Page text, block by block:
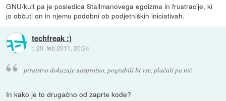
GNU/kult pa je posledica Stallmanovega egoizma in frustracije, ki
jo občuti on in njemu podobni ob podjetniških iniciativah.
techfreak :)
::20. feb 2011, 20:24
piratstvo dokazuje nasprotno, pograbili bi vse, plačali pa nič
In kako je to drugačno od zaprte kode?